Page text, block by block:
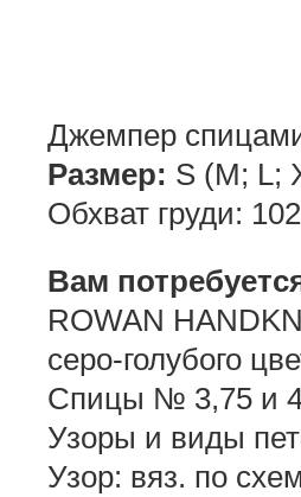
Джемпер
Размер: S (М; L;
Обхват груди:
Вам
ROWAN
серо-голубого
Спицы № 3,75 и
Узоры и виды
Узор: вяз. по